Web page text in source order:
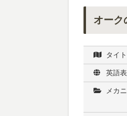
オーク
タイ
英語
メカ